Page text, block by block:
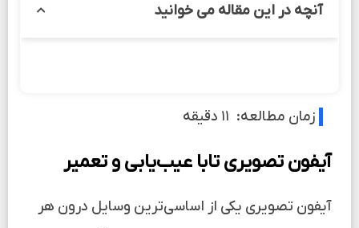
آنچه در این مقاله می خوانید
زمان مطالعه: ۱۱ دقیقه
آیفون تصویری تابا عیب‌یابی و تعمیر
آیفون تصویری یکی از اساسی‌ترین وسایل درون هر